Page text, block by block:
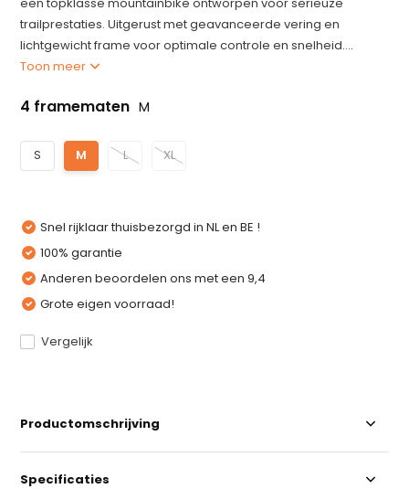
trailprestaties. Uitgerust met geavanceerde vering en
lichtgewicht frame voor optimale controle en snelheid....
Toon meer
4 framematen M
S M L XL
Snel rijklaar thuisbezorgd in NL en BE !
100% garantie
Anderen beoordelen ons met een 9,4
Grote eigen voorraad!
Vergelijk
Productomschrijving
Specificaties